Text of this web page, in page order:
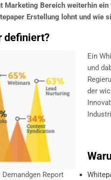
Marketing Bereich weiterhin
Erstellung lohnt und wie
definiert?
Report
Ein
und
der